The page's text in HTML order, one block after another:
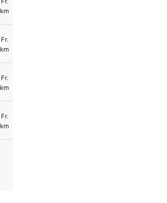
km
Fr.
km
Fr.
km
Fr.
km